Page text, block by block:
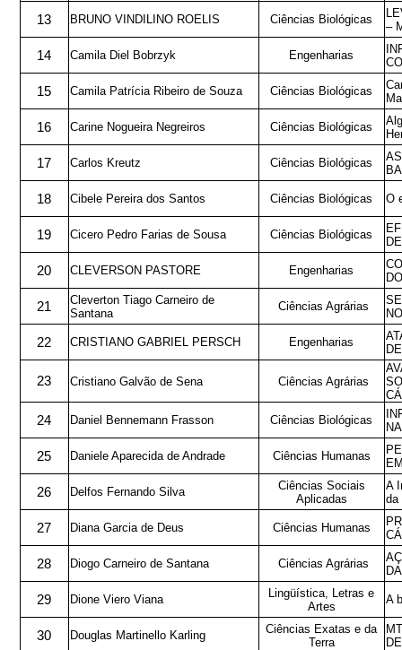
13 BRUNO VINDILINO ROELIS Ciências Biológicas
–
14 Camila Diel Bobrzyk Engenharias
15 Camila Patrícia Ribeiro de Souza Ciências Biológicas
16 Carine Nogueira Negreiros Ciências Biológicas
17 Carlos Kreutz Ciências Biológicas
18 Cibele Pereira dos Santos Ciências Biológicas O
19 Cicero Pedro Farias de Sousa Ciências Biológicas
20 CLEVERSON PASTORE Engenharias
21
Cleverton Tiago Carneiro de
Santana
Ciências Agrárias
22 CRISTIANO GABRIEL PERSCH Engenharias
23 Cristiano Galvão de Sena Ciências Agrárias
24 Daniel Bennemann Frasson Ciências Biológicas
25 Daniele Aparecida de Andrade Ciências Humanas
26 Delfos Fernando Silva
Ciências Sociais
Aplicadas
A
da
27 Diana Garcia de Deus Ciências Humanas
28 Diogo Carneiro de Santana Ciências Agrárias
29 Dione Viero Viana
Lingüística, Letras e
Artes
A
30 Douglas Martinello Karling
Ciências Exatas e da
Terra